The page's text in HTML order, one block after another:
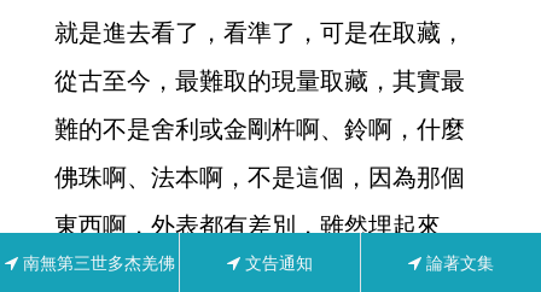
就是進去看了，看準了，可是在取藏，
從古至今，最難取的現量取藏，其實最
難的不是舍利或金剛杵啊、鈴啊，什麼
佛珠啊、法本啊，不是這個，因為那個
東西啊，外表都有差別，雖然埋起來
了，裡面總還有差別啊，他鑽進去還看
南無第三世多杰羌佛 文告通知 論著文集